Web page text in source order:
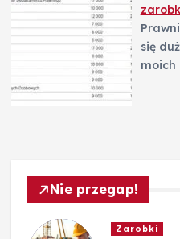
się
moich
Nie przegap!
Zarobki